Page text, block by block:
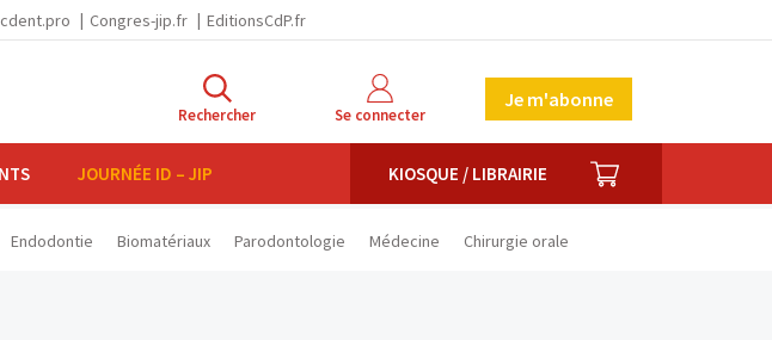
Congres-jip.fr EditionsCdP.fr
Rechercher Se connecter
Je m'abonne
JOURNÉE ID – JIP KIOSQUE / LIBRAIRIE PANIER
Endodontie Biomatériaux Parodontologie Médecine Chirurgie orale